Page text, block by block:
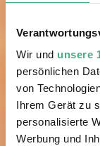
Wir und unsere
persönlichen
von
Ihrem Gerät zu
personalisierte
Werbung und